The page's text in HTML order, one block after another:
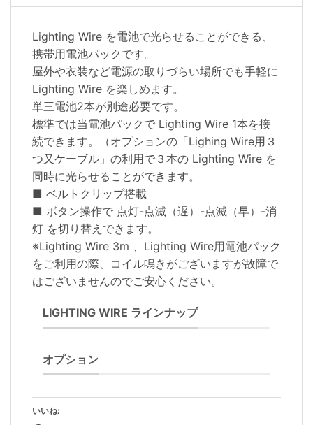
Lighting Wire を電池で光らせることができる、
携帯用電池パックです。
屋外や衣装など電源の取りづらい場所でも手軽に
Lighting Wire を楽しめます。
単三電池2本が別途必要です。
標準では当電池パックで Lighting Wire 1本を接
続できます。（オプションの「Lighing Wire用３
つ又ケーブル」の利用で３本の Lighting Wire を
同時に光らせることができます。
■ ベルトクリップ搭載
■ ボタン操作で 点灯-点滅（遅）-点滅（早）-消
灯 を切り替えできます。
※Lighting Wire 3m 、Lighting Wire用電池パック
をご利用の際、コイル鳴きがございますが故障で
はございませんのでご安心ください。
LIGHTING WIRE ラインナップ
オプション
いいね: